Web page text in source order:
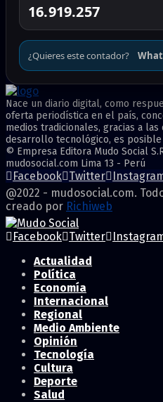
16.919.257
¿Quieres este contador?
Nace un diario digital, como
oferta periodística en el país,
medios tradicionales, gracias a
desarrollo tecnológico, es
© Empresa Editora Mudo Social
mudosocial.com Lima 13 - Perú
Facebook Twitter
@2022 - mudosocial.com.
creado por Richiweb
Facebook Twitter
Actualidad
Política
Economía
Internacional
Regional
Medio Ambiente
Opinión
Tecnología
Cultura
Deporte
Salud